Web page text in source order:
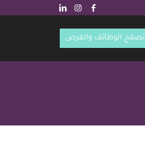
تصفح الوظائف والفرص